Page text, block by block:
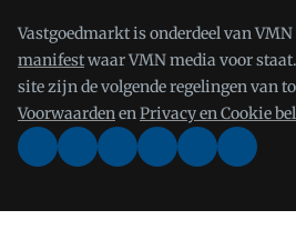
Vastgoedmarkt is onderdeel van
manifestwaar VMN media voor
site zijn de volgende regelingen van
VoorwaardenenPrivacy en Cookie